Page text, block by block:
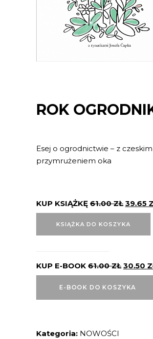
ROK
Esej o ogrodnictwie – z czeskim
przymrużeniem oka
KUP KSIĄŻKĘ 61.00ZŁ 39.65
KSIĄŻKA DO KOSZYKA
KUP E-BOOK 61.00ZŁ 30.50
E-BOOK DO KOSZYKA
Kategoria: NOWOŚCI